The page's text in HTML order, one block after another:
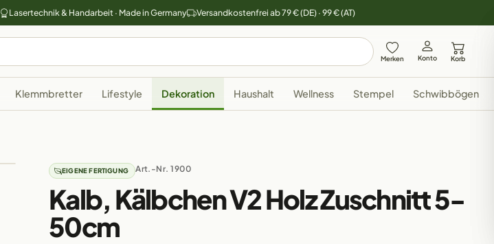
Lasertechnik & Handarbeit · Made in Germany Versandkostenfrei ab 79 € (DE) · 99 € (AT)
Merken Konto Korb
Klemmbretter Lifestyle Dekoration Haushalt Wellness Stempel Schwibbögen
EIGENE FERTIGUNG Art.-Nr. 1900
Kalb, Kälbchen V2 Holz Zuschnitt 5-
50cm